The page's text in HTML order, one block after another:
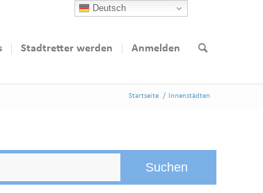
Stadtretter werden Anmelden
Startseite / Innenstädten
Deutsch